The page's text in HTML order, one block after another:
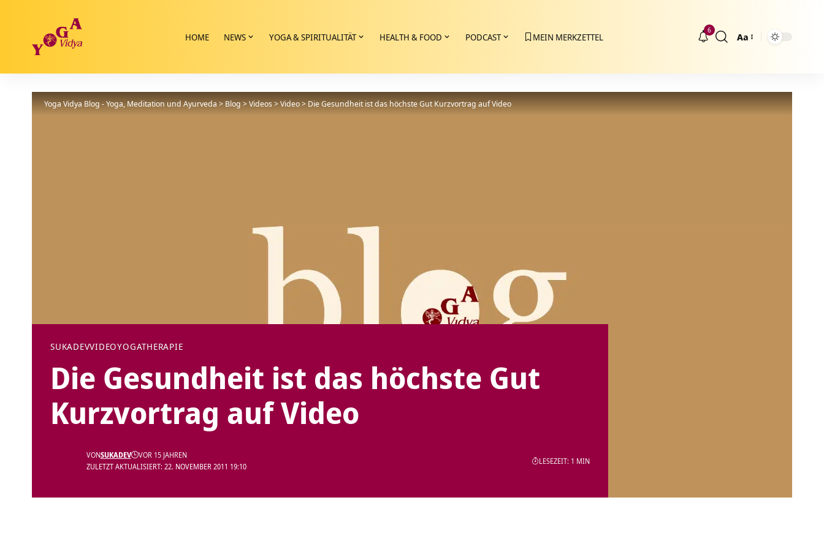
HOME NEWS YOGA & SPIRITUALITÄT HEALTH & FOOD PODCAST MEIN MERKZETTEL
6
Größenänderung
Aa
Yoga Vidya Blog - Yoga, Meditation und Ayurveda>Blog>Videos>Video>Die Gesundheit ist das höchste Gut Kurzvortrag auf Video
SUKADEVVIDEOYOGATHERAPIE
Die Gesundheit ist das höchste Gut
Kurzvortrag auf Video
ZULETZT AKTUALISIERT: 22. NOVEMBER 2011 19:10
VONSUKADEV VOR 15 JAHREN
LESEZEIT: 1 MIN